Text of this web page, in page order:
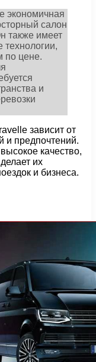
экономичная
салон
также имеет
по цене.
и
зависит от
и предпочтений.
качество,
их
и бизнеса.